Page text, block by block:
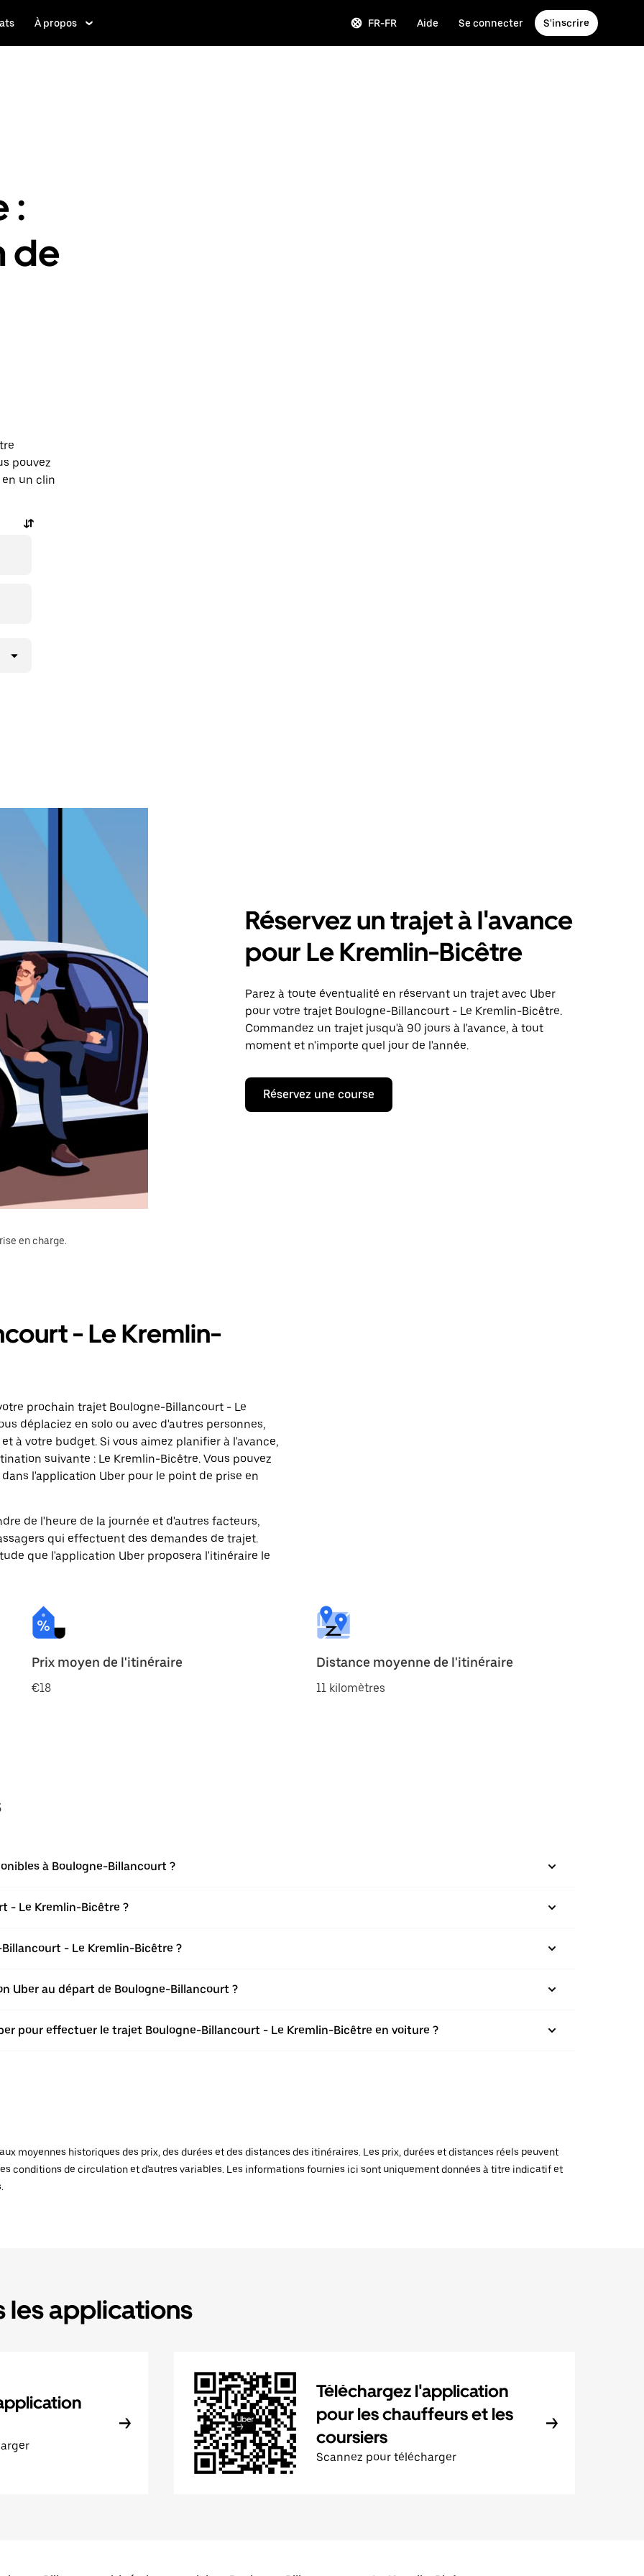
À propos FR-FR Aide Se connecter S'inscrire
:
de
pouvez
un clin
Réservez un trajet à l'avance
pour Le Kremlin-Bicêtre
Parez à toute éventualité en réservant un trajet avec Uber
pour votre trajet Boulogne-Billancourt - Le Kremlin-Bicêtre.
Commandez un trajet jusqu'à 90 jours à l'avance, à tout
moment et n'importe quel jour de l'année.
Réservez une course
en charge.
- Le Kremlin-
prochain trajet Boulogne-Billancourt - Le
déplaciez en solo ou avec d'autres personnes,
à votre budget. Si vous aimez planifier à l'avance,
suivante : Le Kremlin-Bicêtre. Vous pouvez
l'application Uber pour le point de prise en
de l'heure de la journée et d'autres facteurs,
qui effectuent des demandes de trajet.
que l'application Uber proposera l'itinéraire le
Prix moyen de l'itinéraire
€18
Distance moyenne de l'itinéraire
11 kilomètres
à Boulogne-Billancourt ?
- Le Kremlin-Bicêtre ?
- Le Kremlin-Bicêtre ?
Uber au départ de Boulogne-Billancourt ?
pour effectuer le trajet Boulogne-Billancourt - Le Kremlin-Bicêtre en voiture ?
moyennes historiques des prix, des durées et des distances des itinéraires. Les prix, durées et distances réels peuvent
conditions de circulation et d'autres variables. Les informations fournies ici sont uniquement données à titre indicatif et
les applications
Téléchargez l'application
pour les chauffeurs et les
coursiers
Scannez pour télécharger